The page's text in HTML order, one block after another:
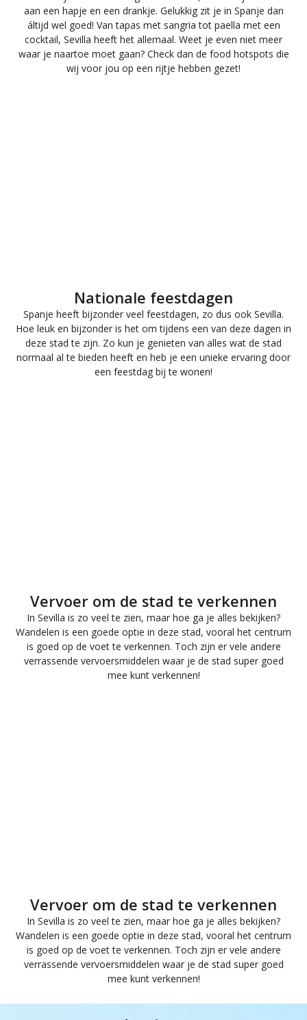
aan een hapje en een drankje. Gelukkig zit je in Spanje dan
áltijd wel goed! Van tapas met sangria tot paella met een
cocktail, Sevilla heeft het allemaal. Weet je even niet meer
waar je naartoe moet gaan? Check dan de food hotspots die
wij voor jou op een rijtje hebben gezet!
Nationale feestdagen
Spanje heeft bijzonder veel feestdagen, zo dus ook Sevilla.
Hoe leuk en bijzonder is het om tijdens een van deze dagen in
deze stad te zijn. Zo kun je genieten van alles wat de stad
normaal al te bieden heeft en heb je een unieke ervaring door
een feestdag bij te wonen!
Vervoer om de stad te verkennen
In Sevilla is zo veel te zien, maar hoe ga je alles bekijken?
Wandelen is een goede optie in deze stad, vooral het centrum
is goed op de voet te verkennen. Toch zijn er vele andere
verrassende vervoersmiddelen waar je de stad super goed
mee kunt verkennen!
Vervoer om de stad te verkennen
In Sevilla is zo veel te zien, maar hoe ga je alles bekijken?
Wandelen is een goede optie in deze stad, vooral het centrum
is goed op de voet te verkennen. Toch zijn er vele andere
verrassende vervoersmiddelen waar je de stad super goed
mee kunt verkennen!